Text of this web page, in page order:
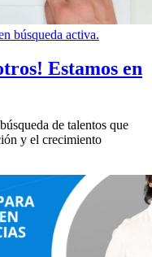
búsqueda activa.
Estamos en
de talentos que
y el crecimiento